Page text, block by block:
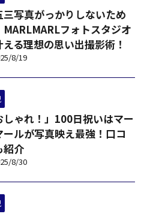
三写真がっかりしないため
MARLMARLフォトスタジオ
える理想の思い出撮影術！
8/19
しゃれ！」100日祝いはマー
ールが写真映え最強！口コ
紹介
8/30